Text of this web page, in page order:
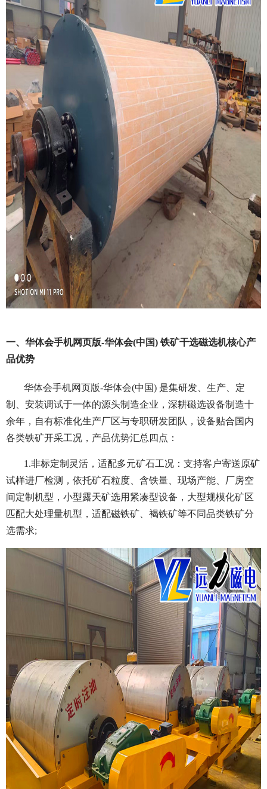
一、华体会手机网页版-华体会(中国) 铁矿干选磁选机核心产
品优势
华体会手机网页版-华体会(中国) 是集研发、生产、定
制、安装调试于一体的源头制造企业，深耕磁选设备制造十
余年，自有标准化生产厂区与专职研发团队，设备贴合国内
各类铁矿开采工况，产品优势汇总四点：
1.非标定制灵活，适配多元矿石工况：支持客户寄送原矿
试样进厂检测，依托矿石粒度、含铁量、现场产能、厂房空
间定制机型，小型露天矿选用紧凑型设备，大型规模化矿区
匹配大处理量机型，适配磁铁矿、褐铁矿等不同品类铁矿分
选需求;